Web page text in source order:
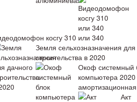
косгу 310 или 340
Земля сельхозназначения для
строительства в 2020
Окоф системный
компьютера 2020
Акт